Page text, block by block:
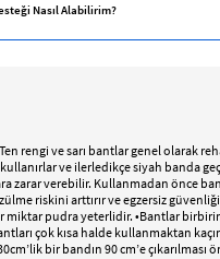
Nasıl Alabilirim?
ve sarı bantlar genel olarak
ve ilerledikçe siyah banda
zarar verebilir. Kullanmadan önce
riskini arttırır ve egzersiz
pudra yeterlidir. •Bantlar
çok kısa halde kullanmaktan
bir bandın 90 cm’e çıkarılması